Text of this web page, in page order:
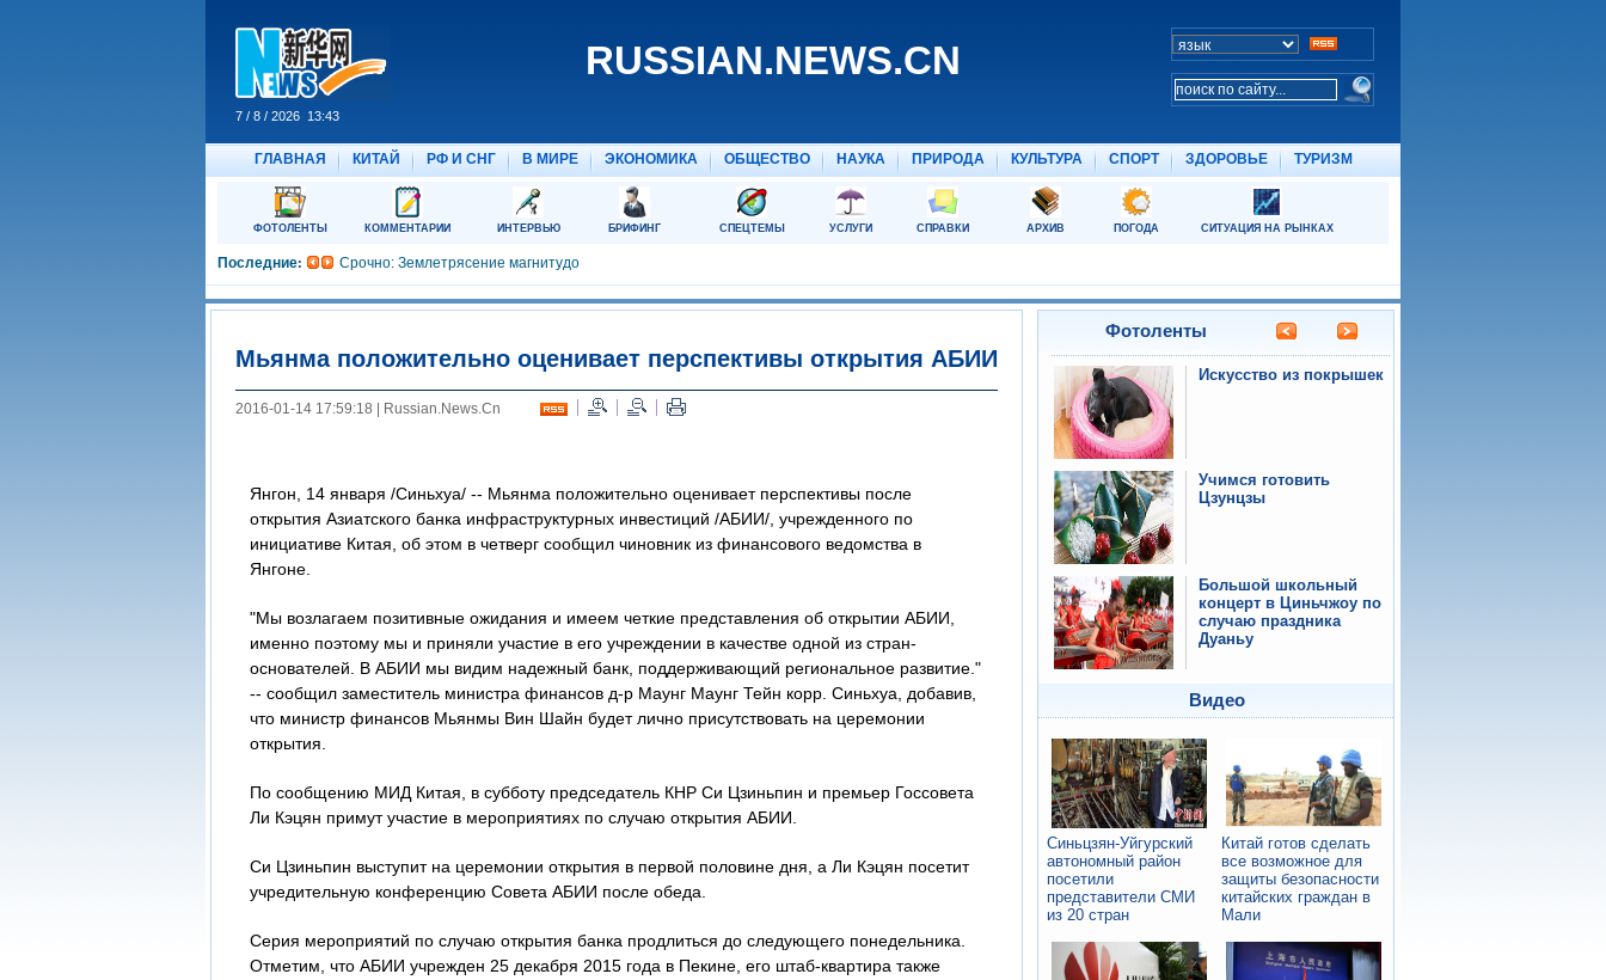
Мьянма положительно оценивает перспективы открытия АБИИ
2016-01-14 17:59:18 | Russian.News.Cn
Янгон, 14 января /Синьхуа/ -- Мьянма положительно оценивает перспективы после
открытия Азиатского банка инфраструктурных инвестиций /АБИИ/, учрежденного по
инициативе Китая, об этом в четверг сообщил чиновник из финансового ведомства в
Янгоне.
"Мы возлагаем позитивные ожидания и имеем четкие представления об открытии АБИИ,
именно поэтому мы и приняли участие в его учреждении в качестве одной из стран-
основателей. В АБИИ мы видим надежный банк, поддерживающий региональное развитие."
-- сообщил заместитель министра финансов д-р Маунг Маунг Тейн корр. Синьхуа, добавив,
что министр финансов Мьянмы Вин Шайн будет лично присутствовать на церемонии
открытия.
По сообщению МИД Китая, в субботу председатель КНР Си Цзиньпин и премьер Госсовета
Ли Кэцян примут участие в мероприятиях по случаю открытия АБИИ.
Си Цзиньпин выступит на церемонии открытия в первой половине дня, а Ли Кэцян посетит
учредительную конференцию Совета АБИИ после обеда.
Серия мероприятий по случаю открытия банка продлиться до следующего понедельника.
Отметим, что АБИИ учрежден 25 декабря 2015 года в Пекине, его штаб-квартира также